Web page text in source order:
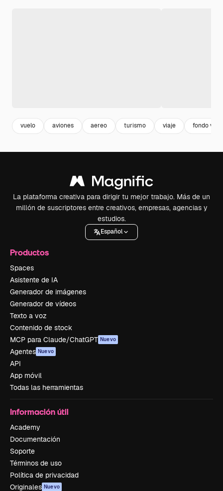
vuelo aviones aereo turismo viaje fondo
La plataforma creativa para dirigir tu mejor trabajo. Más de un
millón de suscriptores entre creativos, empresas, agencias y
estudios.
Español
Productos
Spaces
Asistente de IA
Generador de imágenes
Generador de vídeos
Texto a voz
Contenido de stock
MCP para Claude/ChatGPT Nuevo
Agentes Nuevo
API
App móvil
Todas las herramientas
Información útil
Academy
Documentación
Soporte
Términos de uso
Política de privacidad
Originales Nuevo